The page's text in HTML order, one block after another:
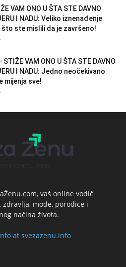
VAM ONO U ŠTA STE DAVNO
I NADU: Veliko iznenađenje
što ste mislili da je završeno!
STIŽE VAM ONO U ŠTA STE DAVNO
I NADU: Jedno neočekivano
mijenja sve!
vaš online vodič
zdravlja, mode, porodice i
načina života.
at svezazenu.info